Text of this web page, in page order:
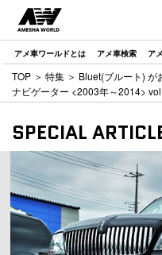
アメ車ワールドとは アメ車検索 ア
TOP ＞ 特集 ＞ Bluet(ブルート) が
ナビゲーター <2003年～2014>
SPECIAL